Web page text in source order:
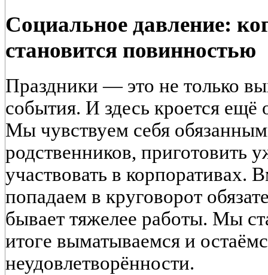
Социальное давление:
становится повинностью
Праздники — это не только
события. И здесь кроется
Мы чувствуем себя
родственников, приготовить
участвовать в корпоративах.
попадаем в круговорот
бывает тяжелее работы. Мы
итоге выматываемся и
неудовлетворённости.